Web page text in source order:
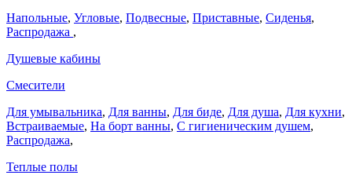
Напольные, Угловые, Подвесные, Приставные, Сиденья,
Распродажа ,
Душевые кабины
Смесители
Для умывальника, Для ванны, Для биде, Для душа, Для кухни,
Встраиваемые, На борт ванны, C гигиеническим душем,
Распродажа,
Теплые полы